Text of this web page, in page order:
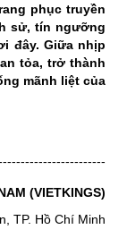
phục truyền
sử, tín ngưỡng
đây. Giữa nhịp
tỏa, trở thành
mãnh liệt của
(VIETKINGS)
TP. Hồ Chí Minh